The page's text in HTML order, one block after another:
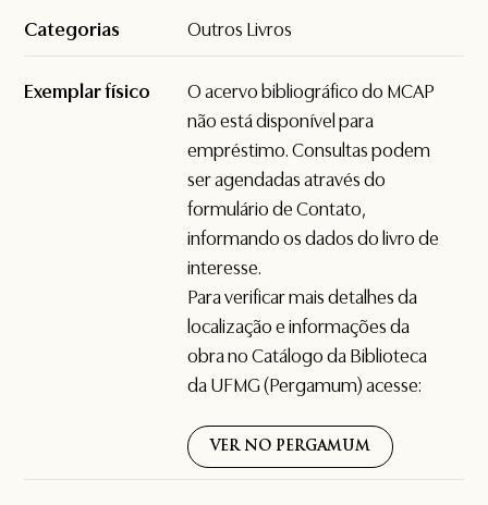
Categorias Outros Livros
Exemplar físico
O acervo bibliográfico do MCAP
não está disponível para
empréstimo. Consultas podem
ser agendadas através do
formulário deContato,
informando os dados do livro de
interesse.
Para verificar mais detalhes da
localização e informações da
obra no Catálogo da Biblioteca
da UFMG (Pergamum) acesse:
VER NO PERGAMUM